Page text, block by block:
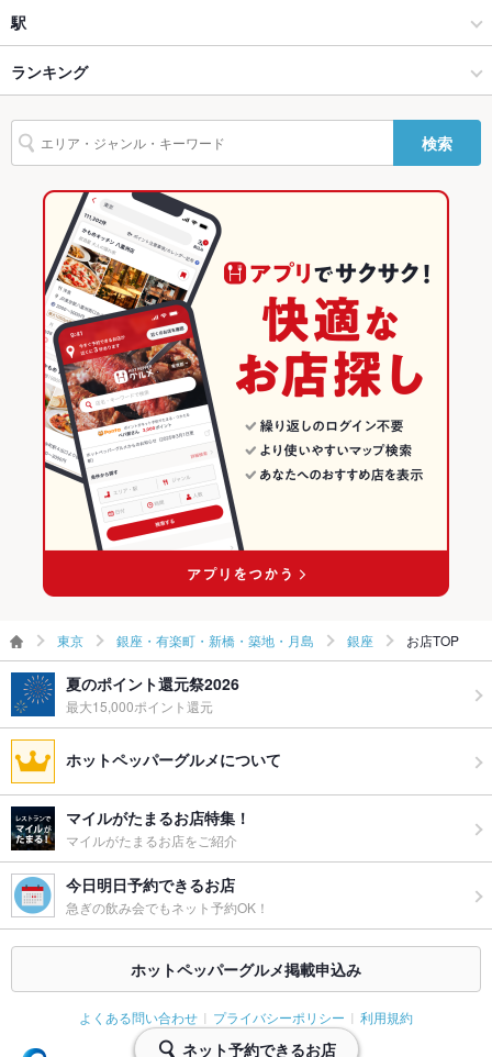
スイーツ
銀座・有楽町・新橋・築地・月島 × カフェ・スイーツ
銀座・有楽町・新橋・築地・月島 × スイーツ
銀座駅 × カフェ・スイーツ
銀座駅 × スイーツ
銀座
銀座 × カフェ・スイーツ
銀座 × スイーツ
東京
東京 × カフェ・スイーツ
東京 × スイーツ
駅
銀座駅
ランキング
東京のグルメランキング
東京のカフェ・スイーツランキング
銀座・有楽町・新橋・築地・月島のグルメランキング
銀座・有楽町・新橋・築地・月島のカフェ・スイーツランキング
銀座のグルメランキング
銀座のカフェ・スイーツランキング
検索
東京 銀座・有楽町・新橋・築地・月島 銀座 お店TOP
夏のポイント還元祭2026
最大15,000ポイント還元
ホットペッパーグルメについて
マイルがたまるお店特集！
マイルがたまるお店をご紹介
今日明日予約できるお店
急ぎの飲み会でもネット予約OK！
ホットペッパーグルメ掲載申込み
よくある問い合わせ プライバシーポリシー 利用規約
ネット予約できるお店